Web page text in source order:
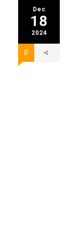
Dec
18
2024
0